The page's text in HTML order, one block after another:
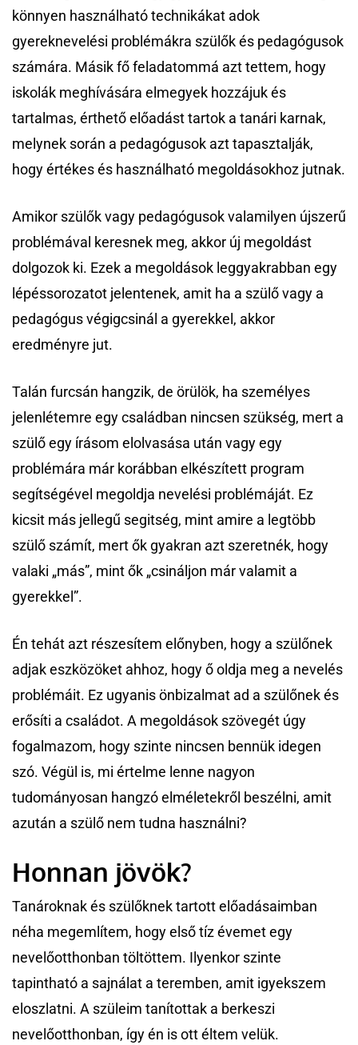
könnyen használható technikákat adok
gyereknevelési problémákra szülők és pedagógusok
számára. Másik fő feladatommá azt tettem, hogy
iskolák meghívására elmegyek hozzájuk és
tartalmas, érthető előadást tartok a tanári karnak,
melynek során a pedagógusok azt tapasztalják,
hogy értékes és használható megoldásokhoz jutnak.
Amikor szülők vagy pedagógusok valamilyen újszerű
problémával keresnek meg, akkor új megoldást
dolgozok ki. Ezek a megoldások leggyakrabban egy
lépéssorozatot jelentenek, amit ha a szülő vagy a
pedagógus végigcsinál a gyerekkel, akkor
eredményre jut.
Talán furcsán hangzik, de örülök, ha személyes
jelenlétemre egy családban nincsen szükség, mert a
szülő egy írásom elolvasása után vagy egy
problémára már korábban elkészített program
segítségével megoldja nevelési problémáját. Ez
kicsit más jellegű segitség, mint amire a legtöbb
szülő számít, mert ők gyakran azt szeretnék, hogy
valaki „más”, mint ők „csináljon már valamit a
gyerekkel”.
Én tehát azt részesítem előnyben, hogy a szülőnek
adjak eszközöket ahhoz, hogy ő oldja meg a nevelés
problémáit. Ez ugyanis önbizalmat ad a szülőnek és
erősíti a családot. A megoldások szövegét úgy
fogalmazom, hogy szinte nincsen bennük idegen
szó. Végül is, mi értelme lenne nagyon
tudományosan hangzó elméletekről beszélni, amit
azután a szülő nem tudna használni?
Honnan jövök?
Tanároknak és szülőknek tartott előadásaimban
néha megemlítem, hogy első tíz évemet egy
nevelőotthonban töltöttem. Ilyenkor szinte
tapintható a sajnálat a teremben, amit igyekszem
eloszlatni. A szüleim tanítottak a berkeszi
nevelőotthonban, így én is ott éltem velük.